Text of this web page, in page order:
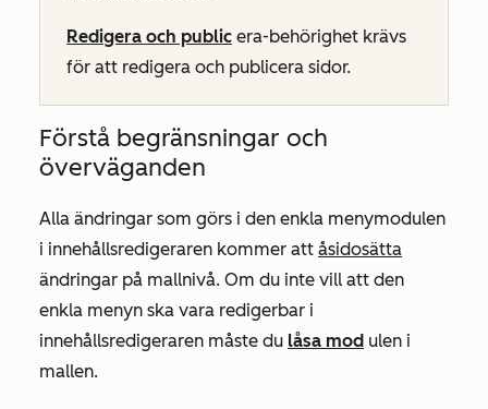
Redigera och public era-behörighet krävs
för att redigera och publicera sidor.
Förstå begränsningar och
överväganden
Alla ändringar som görs i den enkla menymodulen
i innehållsredigeraren kommer att åsidosätta
ändringar på mallnivå. Om du inte vill att den
enkla menyn ska vara redigerbar i
innehållsredigeraren måste du låsa mod ulen i
mallen.